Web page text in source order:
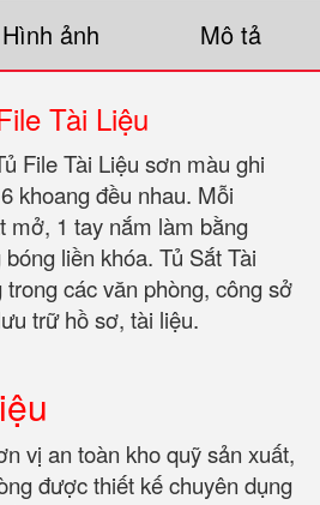
Hình ảnh Mô tả
Tài Liệu
File Tài Liệu sơn màu ghi
khoang đều nhau. Mỗi
mở, 1 tay nắm làm bằng
liền khóa. Tủ Sắt Tài
các văn phòng, công sở
trữ hồ sơ, tài liệu.
vị an toàn kho quỹ sản xuất,
được thiết kế chuyên dụng